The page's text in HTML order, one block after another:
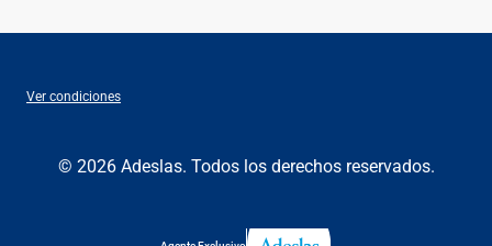
Ver condiciones
© 2026 Adeslas. Todos los derechos reservados.